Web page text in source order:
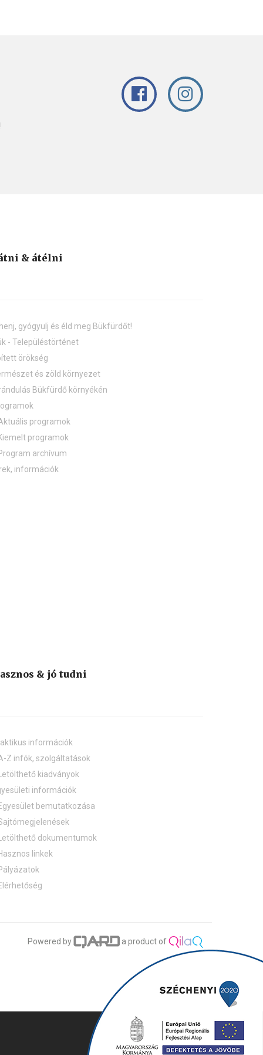
& átélni
gyógyulj és éld meg Bükfürdőt!
- Településtörténet
örökség
és zöld környezet
Bükfürdő környékén
programok
programok
archívum
információk
& jó tudni
információk
Z infók, szolgáltatások
kiadványok
információk
bemutatkozása
dokumentumok
linkek
Powered by a product of